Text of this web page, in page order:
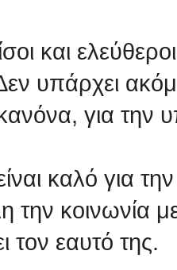
ίσοι και
υπάρχει
για
καλό για
την κοινωνία
τον εαυτό της.